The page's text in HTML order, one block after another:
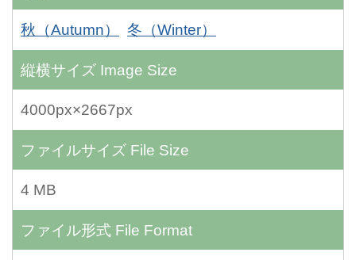
秋（Autumn） 冬（Winter）
縦横サイズ Image Size
4000px×2667px
ファイルサイズ File Size
4 MB
ファイル形式 File Format